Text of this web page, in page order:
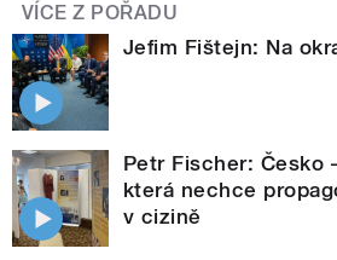
VÍCE Z POŘADU
Jefim Fištejn: Na
Petr Fischer: Česko
která nechce
v cizině